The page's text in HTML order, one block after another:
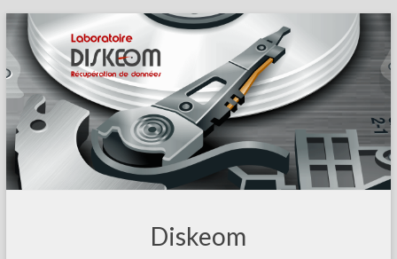
Skip
to
content
Diskeom